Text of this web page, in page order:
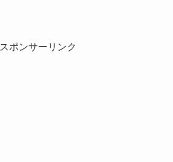
スポンサーリンク